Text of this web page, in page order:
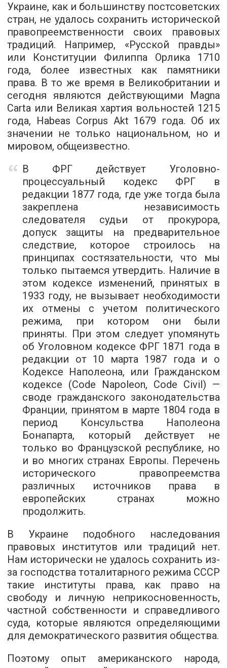
Украине, как и большинству постсоветских
стран, не удалось сохранить исторической
правопреемственности своих правовых
традиций. Например, «Русской правды»
или Конституции Филиппа Орлика 1710
года, более известных как памятники
права. В то же время в Великобритании и
сегодня являются действующими Magna
Carta или Великая хартия вольностей 1215
года, Habeas Corpus Akt 1679 года. Об их
значении не только национальном, но и
мировом, общеизвестно.
В ФРГ действует Уголовно-
процессуальный кодекс ФРГ в
редакции 1877 года, где уже тогда была
закреплена независимость
следователя судьи от прокурора,
допуск защиты на предварительное
следствие, которое строилось на
принципах состязательности, что мы
только пытаемся утвердить. Наличие в
этом кодексе изменений, принятых в
1933 году, не вызывает необходимости
их отмены с учетом политического
режима, при котором они были
приняты. При этом следует упомянуть
об Уголовном кодексе ФРГ 1871 года в
редакции от 10 марта 1987 года и о
Кодексе Наполеона, или Гражданском
кодексе (Code Napoleon, Code Civil) —
своде гражданского законодательства
Франции, принятом в марте 1804 года в
период Консульства Наполеона
Бонапарта, который действует не
только во Французской республике, но
и во многих странах Европы. Перечень
исторического правопреемства
различных источников права в
европейских странах можно
продолжить.
В Украине подобного наследования
правовых институтов или традиций нет.
Нам исторически не удалось сохранить из-
за господства тоталитарного режима СССР
такие институты права, как право на
свободу и личную неприкосновенность,
частной собственности и справедливого
суда, которые являются определяющими
для демократического развития общества.
Поэтому опыт американского народа,